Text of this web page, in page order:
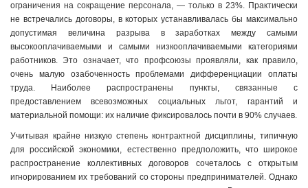
ограничения на сокращение персонала, — только в 23%. Практически
не встречались договоры, в которых устанавливалась бы максимально
допустимая величина разрыва в заработках между самыми
высокооплачиваемыми и самыми низкооплачиваемыми категориями
работников. Это означает, что профсоюзы проявляли, как правило,
очень малую озабоченность проблемами дифференциации оплаты
труда. Наиболее распространены пункты, связанные с
предоставлением всевозможных социальных льгот, гарантий и
материальной помощи: их наличие фиксировалось почти в 90% случаев.
Учитывая крайне низкую степень контрактной дисциплины, типичную
для российской экономики, естественно предположить, что широкое
распространение коллективных договоров сочеталось с открытым
игнорированием их требований со стороны предпринимателей. Однако